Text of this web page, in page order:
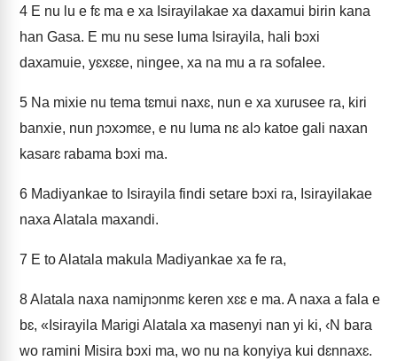
4 E nu lu e fɛ ma e xa Isirayilakae xa daxamui birin kana
han Gasa. E mu nu sese luma Isirayila, hali bɔxi
daxamuie, yɛxɛɛe, ningee, xa na mu a ra sofalee.
5 Na mixie nu tema tɛmui naxɛ, nun e xa xurusee ra, kiri
banxie, nun ɲɔxɔmɛe, e nu luma nɛ alɔ katoe gali naxan
kasarɛ rabama bɔxi ma.
6 Madiyankae to Isirayila findi setare bɔxi ra, Isirayilakae
naxa Alatala maxandi.
7 E to Alatala makula Madiyankae xa fe ra,
8Alatala naxa namiɲɔnmɛ keren xɛɛ e ma. A naxa a fala e
bɛ, «Isirayila Marigi Alatala xa masenyi nan yi ki, ‹N bara
wo ramini Misira bɔxi ma, wo nu na konyiya kui dɛnnaxɛ.